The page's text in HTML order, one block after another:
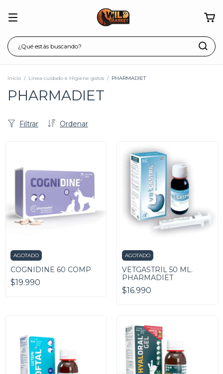
Inicio / Línea cuidado e Higiene gatos / PHARMADIET
PHARMADIET
Ordenar
Filtrar
AGOTADO
COGNIDINE 60 COMP
$19.990
AGOTADO
VETGASTRIL 50 ML.
PHARMADIET
$16.990